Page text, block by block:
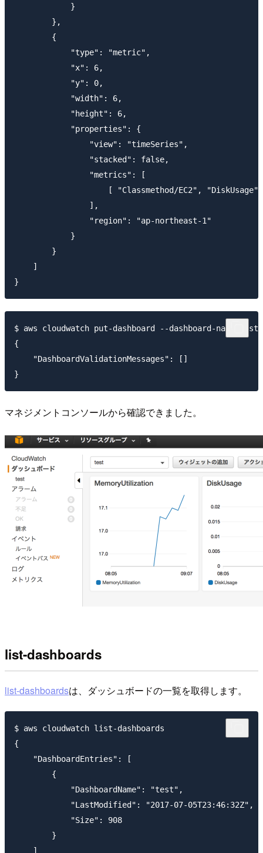
            }
        },
        {
            "type": "metric",
            "x": 6,
            "y": 0,
            "width": 6,
            "height": 6,
            "properties": {
                "view": "timeSeries",
                "stacked": false,
                "metrics": [
[ "Classmethod/EC2",
                ],
                "region": "ap-northeast-1"
            }
        }
    ]
$ aws cloudwatch put-dashboard --dashboard-name
{
    "DashboardValidationMessages": []
マネジメントコンソールから確認できました。
list-dashboards
list-dashboardsは、ダッシュボードの一覧を取得します。
$ aws cloudwatch list-dashboards
{
    "DashboardEntries": [
        {
            "DashboardName": "test",
            "LastModified": "2017-07-05T23:46:32Z",
            "Size": 908
        }
    ]